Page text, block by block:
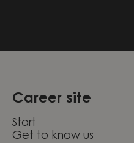
Career site
Start
Get to know us